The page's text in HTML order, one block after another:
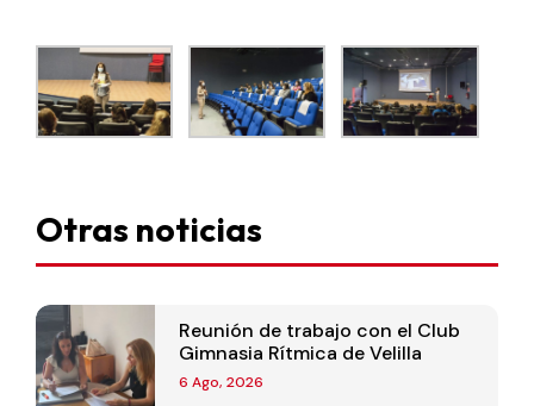
Otras noticias
Reunión de trabajo con el Club
Gimnasia Rítmica de Velilla
6 Ago, 2026